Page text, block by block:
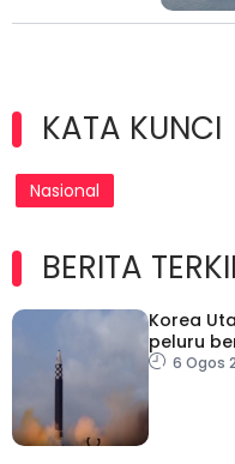
KATA KUNCI
Nasional
BERITA
Korea
peluru
jarak6 Ogos